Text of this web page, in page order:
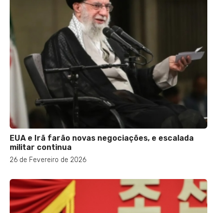
EUA e Irã farão novas negociações, e escalada
militar continua
26 de Fevereiro de 2026